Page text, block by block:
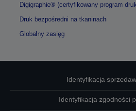
Digigraphie® (certyfikowany program
Druk bezpośredni na tkaninach
Globalny zasięg
Identyfikacja
Identyfikacja zgodności